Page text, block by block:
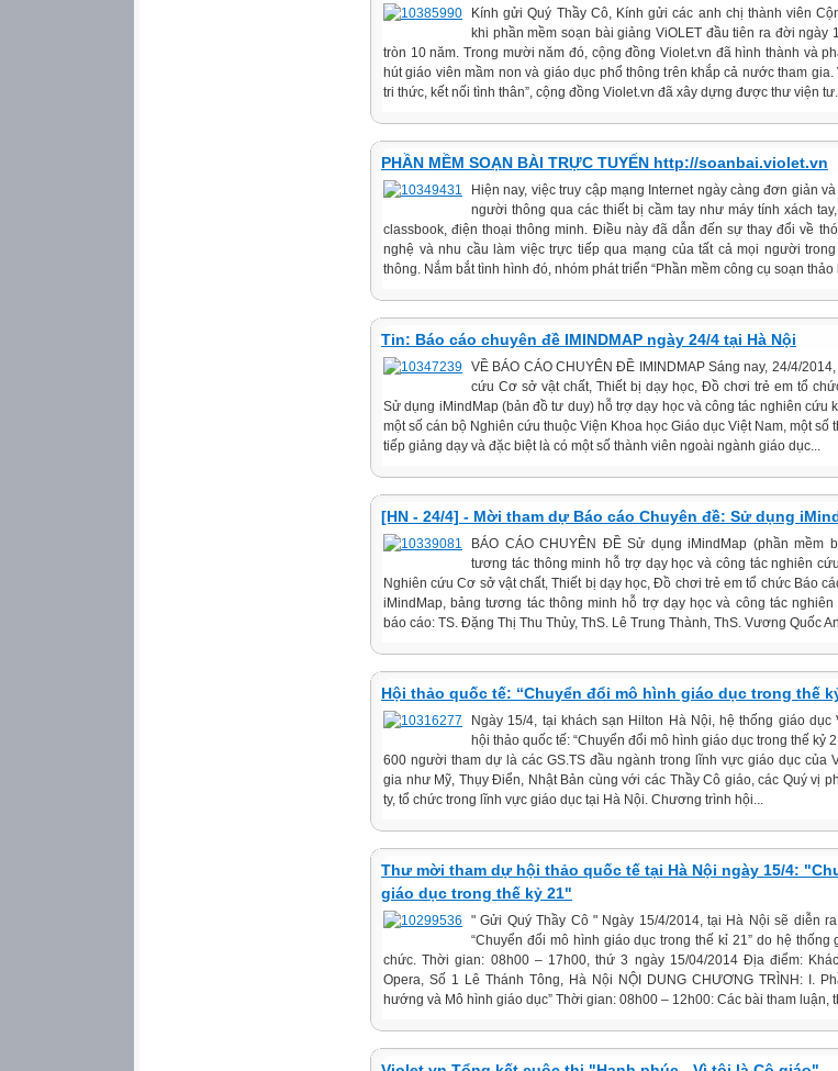
Kính gửi Quý Thầy Cô, Kính gửi các anh chị thành viên
khi phần mềm soạn bài giảng ViOLET đầu tiên ra đời ngày
tròn 10 năm. Trong mười năm đó, cộng đồng Violet.vn đã hình thành và
hút giáo viên mầm non và giáo dục phổ thông trên khắp cả nước tham gia.
tri thức, kết nối tình thân”, cộng đồng Violet.vn đã xây dựng được thư viện
PHẦN MỀM SOẠN BÀI TRỰC TUYẾN http://soanbai.violet.vn
Hiện nay, việc truy cập mạng Internet ngày càng đơn giản
người thông qua các thiết bị cầm tay như máy tính xách
classbook, điện thoại thông minh. Điều này đã dẫn đến sự thay đổi về
nghệ và nhu cầu làm việc trực tiếp qua mạng của tất cả mọi người
thông. Nắm bắt tình hình đó, nhóm phát triển “Phần mềm công cụ soạn thảo
Tin: Báo cáo chuyên đề IMINDMAP ngày 24/4 tại Hà Nội
VỀ BÁO CÁO CHUYÊN ĐỀ IMINDMAP Sáng nay, 24/4/
cứu Cơ sở vật chất, Thiết bị dạy học, Đồ chơi trẻ em tổ
Sử dụng iMindMap (bản đồ tư duy) hỗ trợ dạy học và công tác nghiên cứu
một số cán bộ Nghiên cứu thuộc Viện Khoa học Giáo dục Việt Nam, một số
tiếp giảng dạy và đặc biệt là có một số thành viên ngoài ngành giáo dục...
[HN - 24/4] - Mời tham dự Báo cáo Chuyên đề: Sử dụng
BÁO CÁO CHUYÊN ĐỀ Sử dụng iMindMap (phần mềm
tương tác thông minh hỗ trợ dạy học và công tác nghiên
Nghiên cứu Cơ sở vật chất, Thiết bị dạy học, Đồ chơi trẻ em tổ chức Báo
iMindMap, bảng tương tác thông minh hỗ trợ dạy học và công tác
báo cáo: TS. Đặng Thị Thu Thủy, ThS. Lê Trung Thành, ThS. Vương Quốc
Hội thảo quốc tế: “Chuyển đổi mô hình giáo dục trong thế
Ngày 15/4, tại khách sạn Hilton Hà Nội, hệ thống giáo dục
hội thảo quốc tế: “Chuyển đổi mô hình giáo dục trong thế kỷ
600 người tham dự là các GS.TS đầu ngành trong lĩnh vực giáo dục của
gia như Mỹ, Thụy Điển, Nhật Bản cùng với các Thầy Cô giáo, các Quý vị
ty, tổ chức trong lĩnh vực giáo dục tại Hà Nội. Chương trình hội...
Thư mời tham dự hội thảo quốc tế tại Hà Nội ngày 15/4:
giáo dục trong thế kỷ 21"
" Gửi Quý Thầy Cô " Ngày 15/4/2014, tại Hà Nội sẽ diễn
“Chuyển đổi mô hình giáo dục trong thế kỉ 21” do hệ thống
chức. Thời gian: 08h00 – 17h00, thứ 3 ngày 15/04/2014 Địa điểm:
Opera, Số 1 Lê Thánh Tông, Hà Nội NỘI DUNG CHƯƠNG TRÌNH: I.
hướng và Mô hình giáo dục” Thời gian: 08h00 – 12h00: Các bài tham luận,